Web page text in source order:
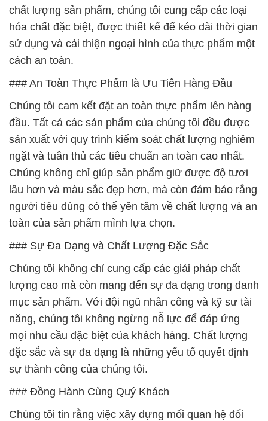
chất lượng sản phẩm, chúng tôi cung cấp các loại
hóa chất đặc biệt, được thiết kế để kéo dài thời gian
sử dụng và cải thiện ngoại hình của thực phẩm một
cách an toàn.
### An Toàn Thực Phẩm là Ưu Tiên Hàng Đầu
Chúng tôi cam kết đặt an toàn thực phẩm lên hàng
đầu. Tất cả các sản phẩm của chúng tôi đều được
sản xuất với quy trình kiểm soát chất lượng nghiêm
ngặt và tuân thủ các tiêu chuẩn an toàn cao nhất.
Chúng không chỉ giúp sản phẩm giữ được độ tươi
lâu hơn và màu sắc đẹp hơn, mà còn đảm bảo rằng
người tiêu dùng có thể yên tâm về chất lượng và an
toàn của sản phẩm mình lựa chọn.
### Sự Đa Dạng và Chất Lượng Đặc Sắc
Chúng tôi không chỉ cung cấp các giải pháp chất
lượng cao mà còn mang đến sự đa dạng trong danh
mục sản phẩm. Với đội ngũ nhân công và kỹ sư tài
năng, chúng tôi không ngừng nỗ lực để đáp ứng
mọi nhu cầu đặc biệt của khách hàng. Chất lượng
đặc sắc và sự đa dạng là những yếu tố quyết định
sự thành công của chúng tôi.
### Đồng Hành Cùng Quý Khách
Chúng tôi tin rằng việc xây dựng mối quan hệ đối